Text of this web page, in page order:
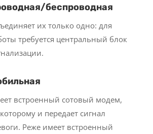
беспроводная
их только одно: для
требуется центральный блок
встроенный сотовый модем,
и передает сигнал
Реже имеет встроенный